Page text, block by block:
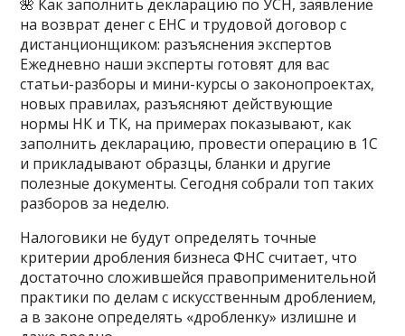
🌺 Как заполнить декларацию по УСН, заявление
на возврат денег с ЕНС и трудовой договор с
дистанционщиком: разъяснения экспертов
Ежедневно наши эксперты готовят для вас
статьи-разборы и мини-курсы о законопроектах,
новых правилах, разъясняют действующие
нормы НК и ТК, на примерах показывают, как
заполнить декларацию, провести операцию в 1С
и прикладывают образцы, бланки и другие
полезные документы. Сегодня собрали топ таких
разборов за неделю.
Налоговики не будут определять точные
критерии дробления бизнеса ФНС считает, что
достаточно сложившейся правоприменительной
практики по делам с искусственным дроблением,
а в законе определять «дробленку» излишне и